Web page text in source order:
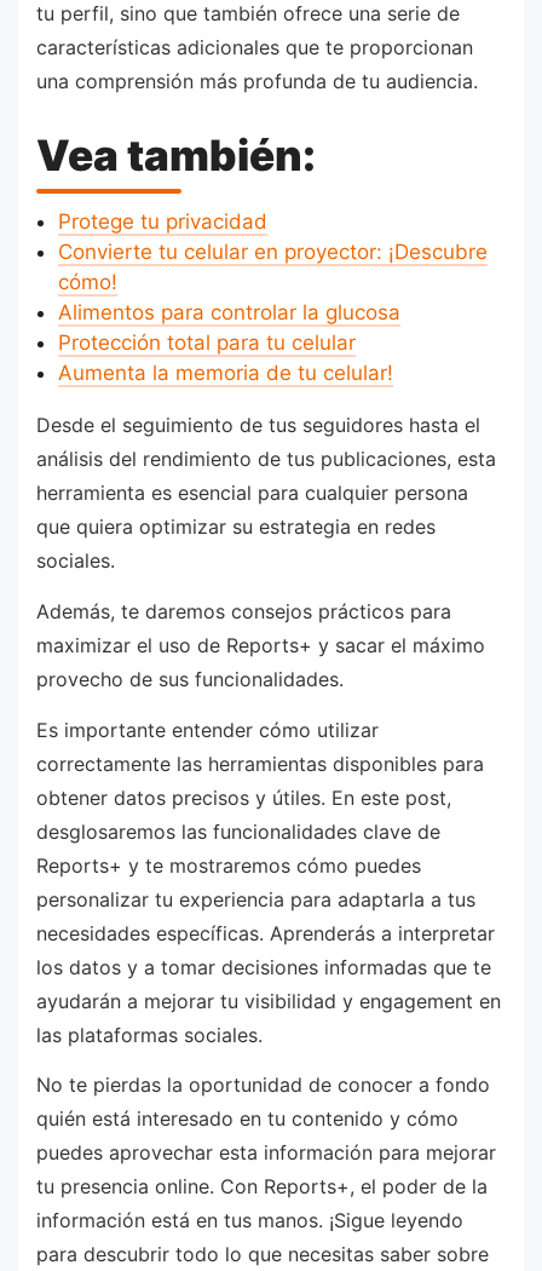
tu perfil, sino que también ofrece una serie de
características adicionales que te proporcionan
una comprensión más profunda de tu audiencia.
Vea también:
Protege tu privacidad
Convierte tu celular en proyector: ¡Descubre
cómo!
Alimentos para controlar la glucosa
Protección total para tu celular
Aumenta la memoria de tu celular!
Desde el seguimiento de tus seguidores hasta el
análisis del rendimiento de tus publicaciones, esta
herramienta es esencial para cualquier persona
que quiera optimizar su estrategia en redes
sociales.
Además, te daremos consejos prácticos para
maximizar el uso de Reports+ y sacar el máximo
provecho de sus funcionalidades.
Es importante entender cómo utilizar
correctamente las herramientas disponibles para
obtener datos precisos y útiles. En este post,
desglosaremos las funcionalidades clave de
Reports+ y te mostraremos cómo puedes
personalizar tu experiencia para adaptarla a tus
necesidades específicas. Aprenderás a interpretar
los datos y a tomar decisiones informadas que te
ayudarán a mejorar tu visibilidad y engagement en
las plataformas sociales.
No te pierdas la oportunidad de conocer a fondo
quién está interesado en tu contenido y cómo
puedes aprovechar esta información para mejorar
tu presencia online. Con Reports+, el poder de la
información está en tus manos. ¡Sigue leyendo
para descubrir todo lo que necesitas saber sobre